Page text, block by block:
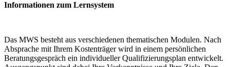
Informationen zum Lernsystem
Das MWS besteht aus verschiedenen thematischen Modulen. Nach
Absprache mit Ihrem Kostenträger wird in einem persönlichen
Beratungsgespräch ein individueller Qualifizierungsplan entwickelt.